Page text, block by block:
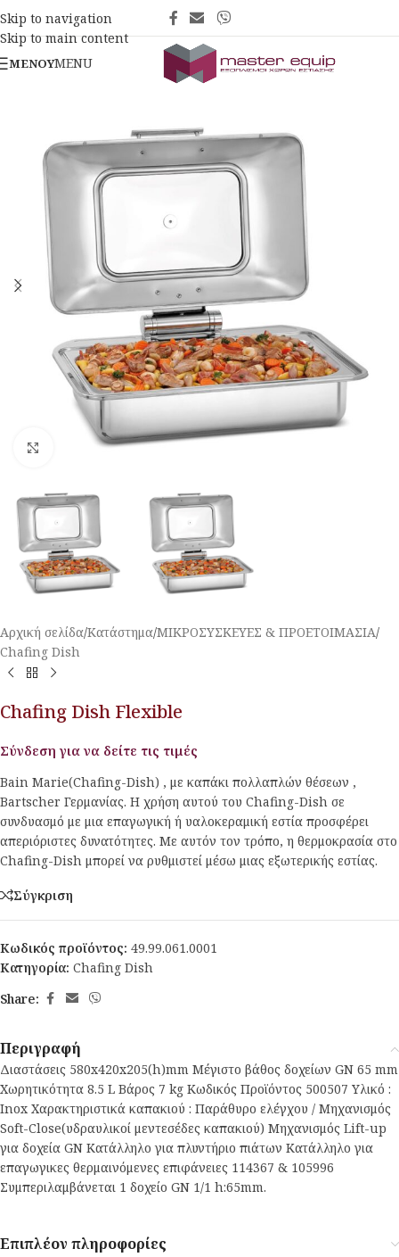
Skip to navigation
Skip to main content
ΜΕΝΟΎMENU
Κλικ για μεγέθυνση
Αρχική σελίδα/Κατάστημα/ΜΙΚΡΟΣΥΣΚΕΥΕΣ & ΠΡΟΕΤΟΙΜΑΣΙΑ/
Chafing Dish
Chafing Dish Flexible
Σύνδεση για να δείτε τις τιμές
Bain Marie(Chafing-Dish) , με καπάκι πολλαπλών θέσεων ,
Bartscher Γερμανίας. Η χρήση αυτού του Chafing-Dish σε
συνδυασμό με μια επαγωγική ή υαλοκεραμική εστία προσφέρει
απεριόριστες δυνατότητες. Με αυτόν τον τρόπο, η θερμοκρασία στο
Chafing-Dish μπορεί να ρυθμιστεί μέσω μιας εξωτερικής εστίας.
Σύγκριση
Κωδικός προϊόντος: 49.99.061.0001
Κατηγορία: Chafing Dish
Share:
Περιγραφή
Διαστάσεις 580x420x205(h)mm Μέγιστο βάθος δοχείων GN 65 mm
Χωρητικότητα 8.5 L Βάρος 7 kg Κωδικός Προϊόντος 500507 Υλικό :
Inox Χαρακτηριστικά καπακιού : Παράθυρο ελέγχου / Μηχανισμός
Soft-Close(υδραυλικοί μεντεσέδες καπακιού) Μηχανισμός Lift-up
για δοχεία GN Κατάλληλο για πλυντήριο πιάτων Κατάλληλο για
επαγωγικες θερμαινόμενες επιφάνειες 114367 & 105996
Συμπεριλαμβάνεται 1 δοχείο GN 1/1 h:65mm.
Επιπλέον πληροφορίες